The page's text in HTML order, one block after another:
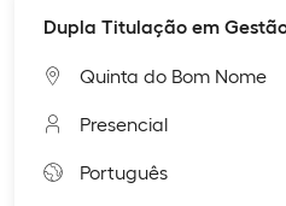
Dupla Titulação em
Quinta do Bom Nome
Presencial
Português